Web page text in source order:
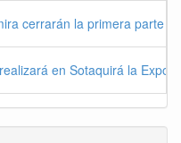
cerrarán la primera parte
en Sotaquirá la